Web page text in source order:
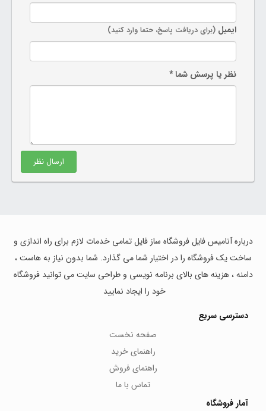
ایمیل (برای دریافت پاسخ، حتما وارد کنید)
نظر یا پرسش شما *
ارسال نظر
درباره آنامیس فایل فروشگاه ساز فایل تمامی خدمات لازم برای راه اندازی و
ساخت یک فروشگاه را در اختیار شما می گذارد. شما بدون نیاز به هاست ،
دامنه ، هزینه های بالای برنامه نویسی و طراحی سایت می توانید فروشگاه
خود را ایجاد نمایید
دسترسی سریع
صفحه نخست
راهنمای خرید
راهنمای فروش
تماس با ما
آمار فروشگاه